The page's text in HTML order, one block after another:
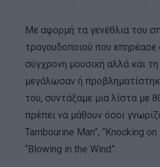
Με αφορμή τα γενέθλια του
τραγουδοποιού που επηρέασε
σύγχρονη μουσική αλλά και
μεγάλωσαν ή
του, συντάξαμε μια λίστα με
πρέπει να μάθουν όσοι
Tambourine Man”, “Knocking on
“Blowing in the Wind”.